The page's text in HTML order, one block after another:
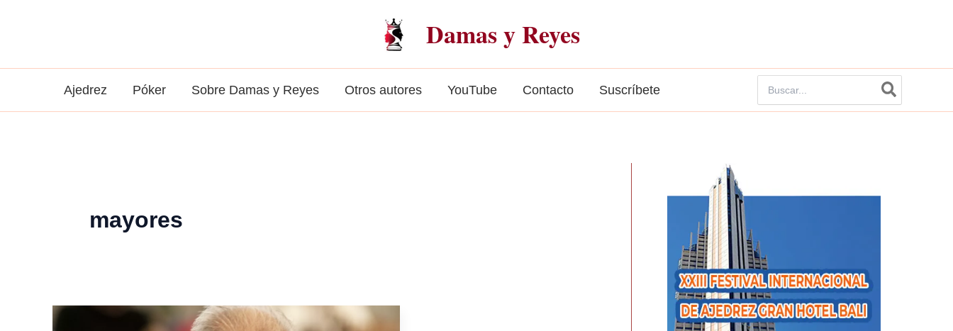
Damas y Reyes
Ajedrez Póker Sobre Damas y Reyes Otros autores YouTube Contacto Suscríbete
por:
mayores